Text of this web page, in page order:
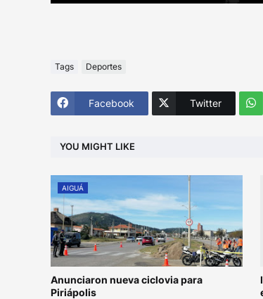
Tags Deportes
Facebook Twitter
YOU MIGHT LIKE
AIGUÁ
Anunciaron nueva ciclovia para
Piriápolis